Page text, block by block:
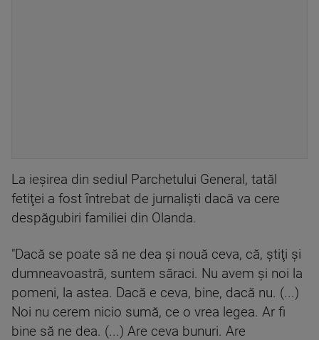
La ieşirea din sediul Parchetului General, tatăl
fetiţei a fost întrebat de jurnalişti dacă va cere
despăgubiri familiei din Olanda.
"Dacă se poate să ne dea şi nouă ceva, că, ştiţi şi
dumneavoastră, suntem săraci. Nu avem şi noi la
pomeni, la astea. Dacă e ceva, bine, dacă nu. (...)
Noi nu cerem nicio sumă, ce o vrea legea. Ar fi
bine să ne dea. (...) Are ceva bunuri. Are